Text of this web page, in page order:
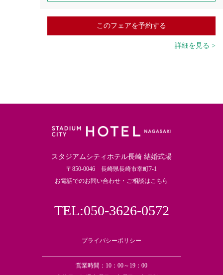
このフェアを予約する
詳細を見る >
スタジアムシティホテル長崎 結婚式場
〒850-0046 長崎県長崎市幸町7-1
お電話でのお問い合わせ・ご相談はこちら
TEL:050-3626-0572
プライバシーポリシー
営業時間：10：00～19：00